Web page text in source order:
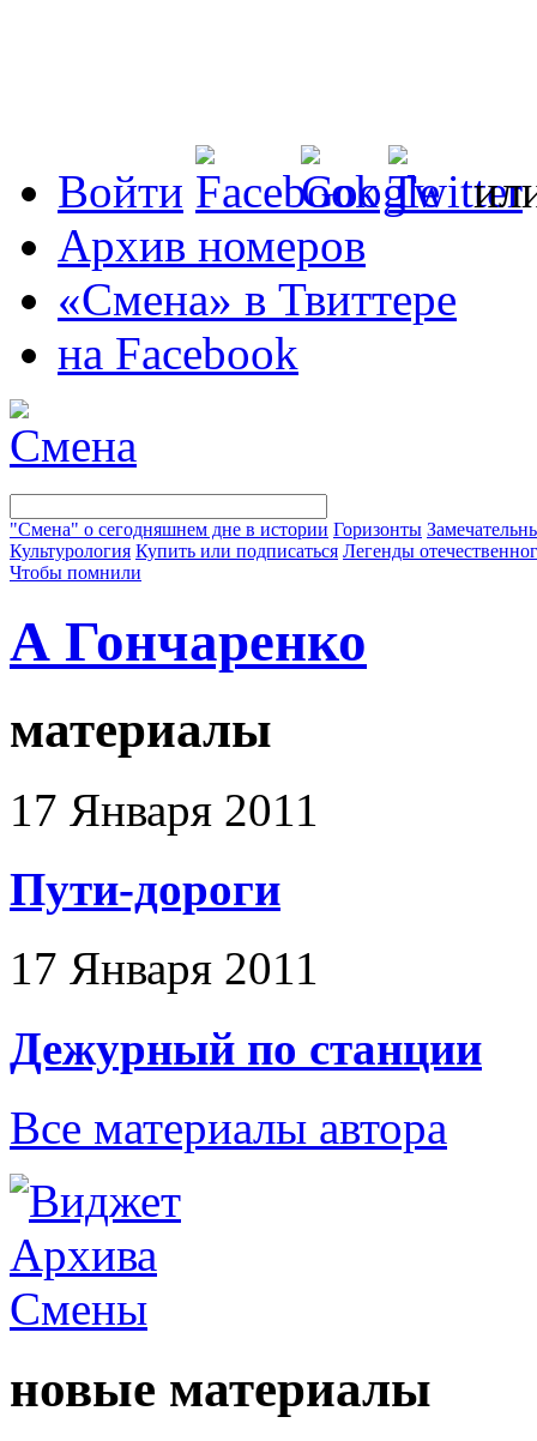
Войти
Архив номеров
«Смена» в Твиттере
на Facebook
"Смена" о сегодняшнем дне в истории Горизонты
Культурология Купить или подписаться Легенды
Чтобы помнили
А Гончаренко
материалы
17 Января 2011
Пути-дороги
17 Января 2011
Дежурный по станции
Все материалы автора
новые материалы